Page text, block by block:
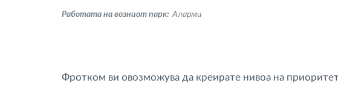
Управување со работната сила
Работата на возниот парк: Аларми
Фротком ви овозможува да креирате нивоа на